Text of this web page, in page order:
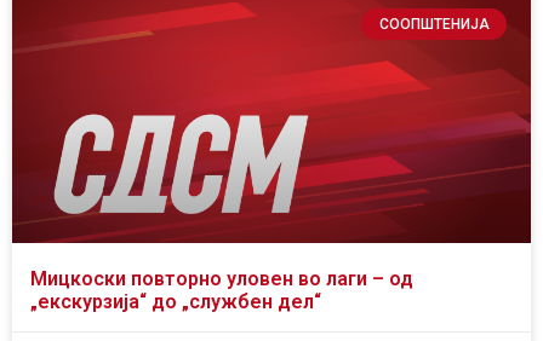
СООПШТЕНИЈА
Мицкоски повторно уловен во лаги – од
„екскурзија“ до „службен дел“